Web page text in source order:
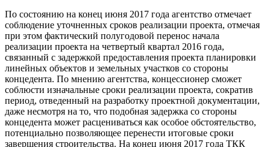
По состоянию на конец июня 2017 года агентство отмечает
соблюдение уточненных сроков реализации проекта, отмечая
при этом фактический полугодовой перенос начала
реализации проекта на четвертый квартал 2016 года,
связанный с задержкой предоставления проекта планировки
линейных объектов и земельных участков со стороны
концедента. По мнению агентства, концессионер сможет
соблюсти изначальные сроки реализации проекта, сократив
период, отведенный на разработку проектной документации,
даже несмотря на то, что подобная задержка со стороны
концедента может расцениваться как особое обстоятельство,
потенциально позволяющее перенести итоговые сроки
завершения строительства. На конец июня 2017 года ТКК